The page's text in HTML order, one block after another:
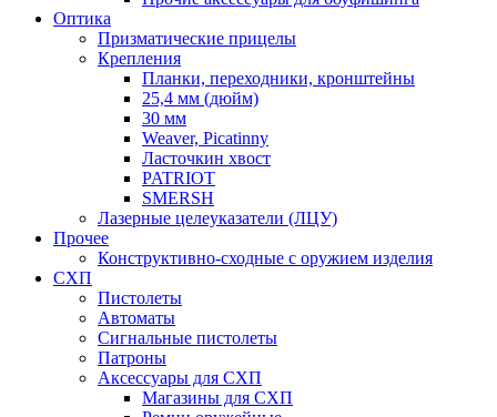
Оптика
Призматические прицелы
Крепления
Планки, переходники, кронштейны
25,4 мм (дюйм)
30 мм
Weaver, Picatinny
Ласточкин хвост
PATRIOT
SMERSH
Лазерные целеуказатели (ЛЦУ)
Прочее
Конструктивно-сходные с оружием изделия
СХП
Пистолеты
Автоматы
Сигнальные пистолеты
Патроны
Аксессуары для СХП
Магазины для СХП